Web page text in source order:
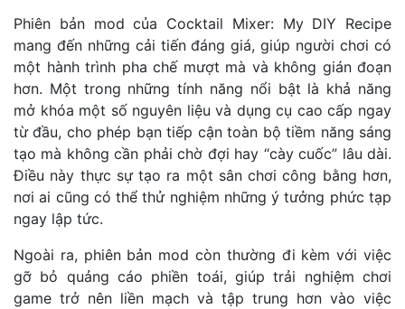
Phiên bản mod của Cocktail Mixer: My DIY Recipe
mang đến những cải tiến đáng giá, giúp người chơi có
một hành trình pha chế mượt mà và không gián đoạn
hơn. Một trong những tính năng nổi bật là khả năng
mở khóa một số nguyên liệu và dụng cụ cao cấp ngay
từ đầu, cho phép bạn tiếp cận toàn bộ tiềm năng sáng
tạo mà không cần phải chờ đợi hay “cày cuốc” lâu dài.
Điều này thực sự tạo ra một sân chơi công bằng hơn,
nơi ai cũng có thể thử nghiệm những ý tưởng phức tạp
ngay lập tức.
Ngoài ra, phiên bản mod còn thường đi kèm với việc
gỡ bỏ quảng cáo phiền toái, giúp trải nghiệm chơi
game trở nên liền mạch và tập trung hơn vào việc